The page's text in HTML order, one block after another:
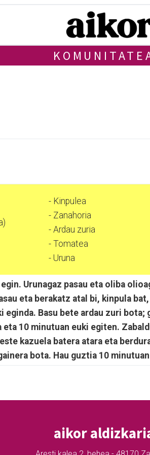
- Kinpulea
- Zanahoria
- Ardau zuria
- Tomatea
- Uruna
Urunagaz pasau eta oliba
eta berakatz atal bi, kinpula
Basu bete ardau zuri bota;
10 minutuan euki egiten.
kazuela batera atara eta
bota. Hau guztia 10
aikor